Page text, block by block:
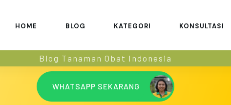
HOME BLOG KATEGORI KONSULTASI
Blog Tanaman Obat Indonesia
WHATSAPP SEKARANG